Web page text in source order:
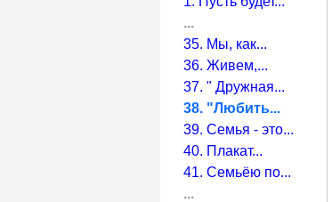
...
35. Мы, как...
36. Живем,...
37. " Дружная...
38. "Любить...
39. Семья - это...
40. Плакат...
41. Семьёю по...
...